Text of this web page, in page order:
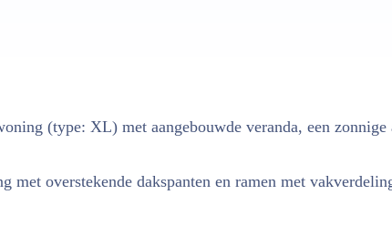
(type: XL) met aangebouwde veranda, een
met overstekende dakspanten en ramen met